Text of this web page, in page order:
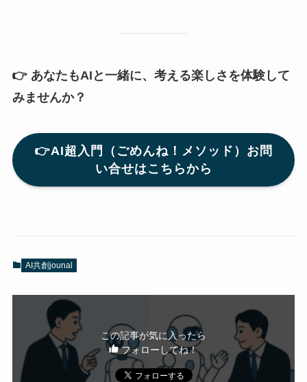
👉 あなたもAIと一緒に、考える楽しさを体験して
みませんか？
👉AI超入門（ごめんね！メソッド）お問
い合せはこちらから
AI共創jounal
この記事が気に入ったら
フォローしてね！